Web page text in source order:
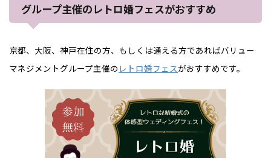
グループ主催のレトロ婚フェスがおすすめ
京都、大阪、神戸在住の方、もしくは通える方であればバリュー
マネジメントグループ主催の レトロ婚フェスがおすすめです。